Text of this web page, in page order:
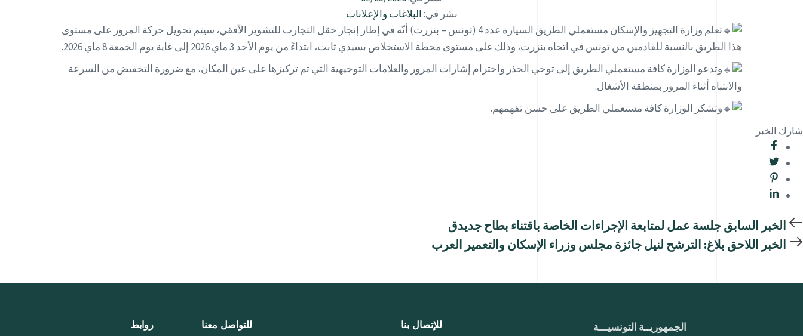
نشر في:البلاغات والإعلانات
تعلم وزارة التجهيز والإسكان مستعملي الطريق السيارة عدد 4 (تونس – بنزرت) أنّه في إطار إنجاز حقل التجارب للتشوير الأفقي، سيتم تحويل حركة المرور على مستوى
هذا الطريق بالنسبة للقادمين من تونس في اتجاه بنزرت، وذلك على مستوى محطة الاستخلاص بسيدي ثابت، ابتداءً من يوم الأحد 3 ماي 2026 إلى غاية يوم الجمعة 8 ماي 2026.
وتدعو الوزارة كافة مستعملي الطريق إلى توخي الحذر واحترام إشارات المرور والعلامات التوجيهية التي تم تركيزها على عين المكان، مع ضرورة التخفيض من السرعة
والانتباه أثناء المرور بمنطقة الأشغال.
وتشكر الوزارة كافة مستعملي الطريق على حسن تفهمهم.
شارك الخبر
الخبر السابق جلسة عمل لمتابعة الإجراءات الخاصة باقتناء بطاح جديدق
الخبر اللاحق بلاغ: الترشح لنيل جائزة مجلس وزراء الإسكان والتعمير العرب
الجمهوريــة التونسيـــة
للإتصال بنا للتواصل معنا روابط